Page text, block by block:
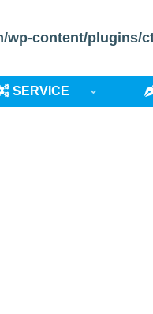
content/plugins/
SERVICE